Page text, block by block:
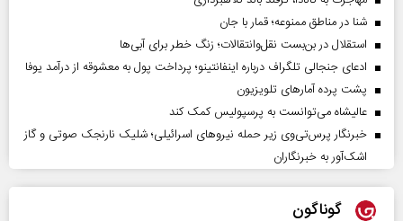
شنا در مناطق ممنوعه؛ قمار با جان
استقلال در بن‌بست نقل‌وانتقالات؛ زنگ خطر برای آبی‌ها
ادعای جنجالی تلگراف درباره اینفانتینو؛ پرداخت پول به معشوقه از درآمد یوفا
پشت پرده آمارهای تلویزیون
عالیشاه می‌توانست به پرسپولیس کمک کند
خبرنگار پرس‌تی‌وی زیر حمله نیروهای اسرائیلی؛ شلیک نارنجک صوتی و گاز
اشک‌آور به خبرنگاران
گوناگون